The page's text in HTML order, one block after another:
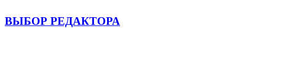
ВЫБОР РЕДАКТОРА